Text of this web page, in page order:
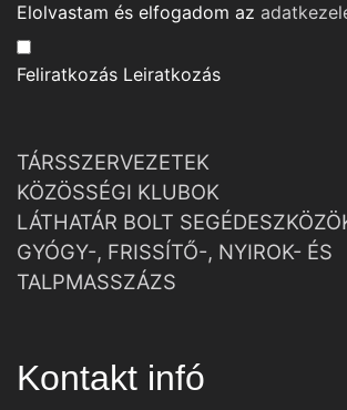
Elolvastam és elfogadom az
Feliratkozás Leiratkozás
TÁRSSZERVEZETEK
KÖZÖSSÉGI KLUBOK
LÁTHATÁR BOLT
GYÓGY-, FRISSÍTŐ-, NYIROK- ÉS
TALPMASSZÁZS
Kontakt infó